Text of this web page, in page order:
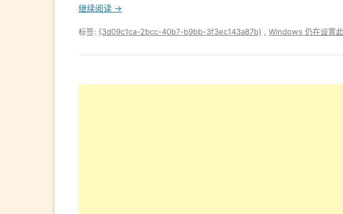
继续阅读 →
标签: {3d09c1ca-2bcc-40b7-b9bb-3f3ec143a87b} Windows 仍在设置